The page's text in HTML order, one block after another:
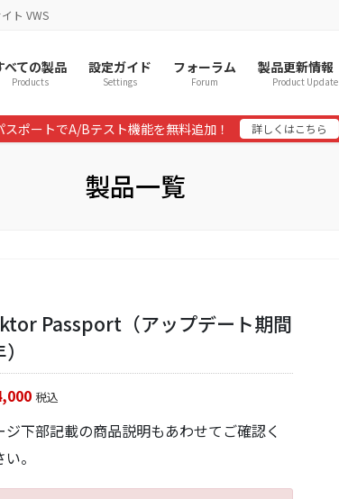
ト VWS
べての製品
Products
設定ガイド
Settings
フォーラム
Forum
製品更新情報
Product Update
スポートでA/Bテスト機能を無料追加！ 詳しくはこちら
製品一覧
Passport（アップデート期間
税込
ジ下部記載の商品説明もあわせてご確認く
。